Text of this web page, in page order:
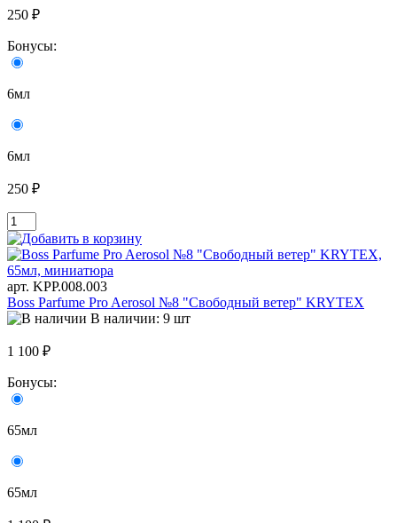
250 ₽
Бонусы:
6мл
6мл
250 ₽
арт. KРР.008.003
Boss Parfume Pro Aerosol №8 "Свободный ветер" KRYTEX
В наличии: 9 шт
1 100 ₽
Бонусы:
65мл
65мл